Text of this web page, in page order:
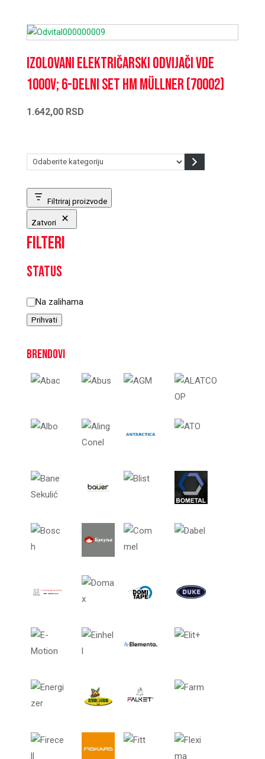
Izolovani električarski odvijači VDE
1000V; 6-delni set HM Müllner (70002)
1.642,00 RSD
Odaberite
Filtriraj proizvode
Zatvori
Filteri
Status
Status
Na zalihama
Prihvati
Brendovi